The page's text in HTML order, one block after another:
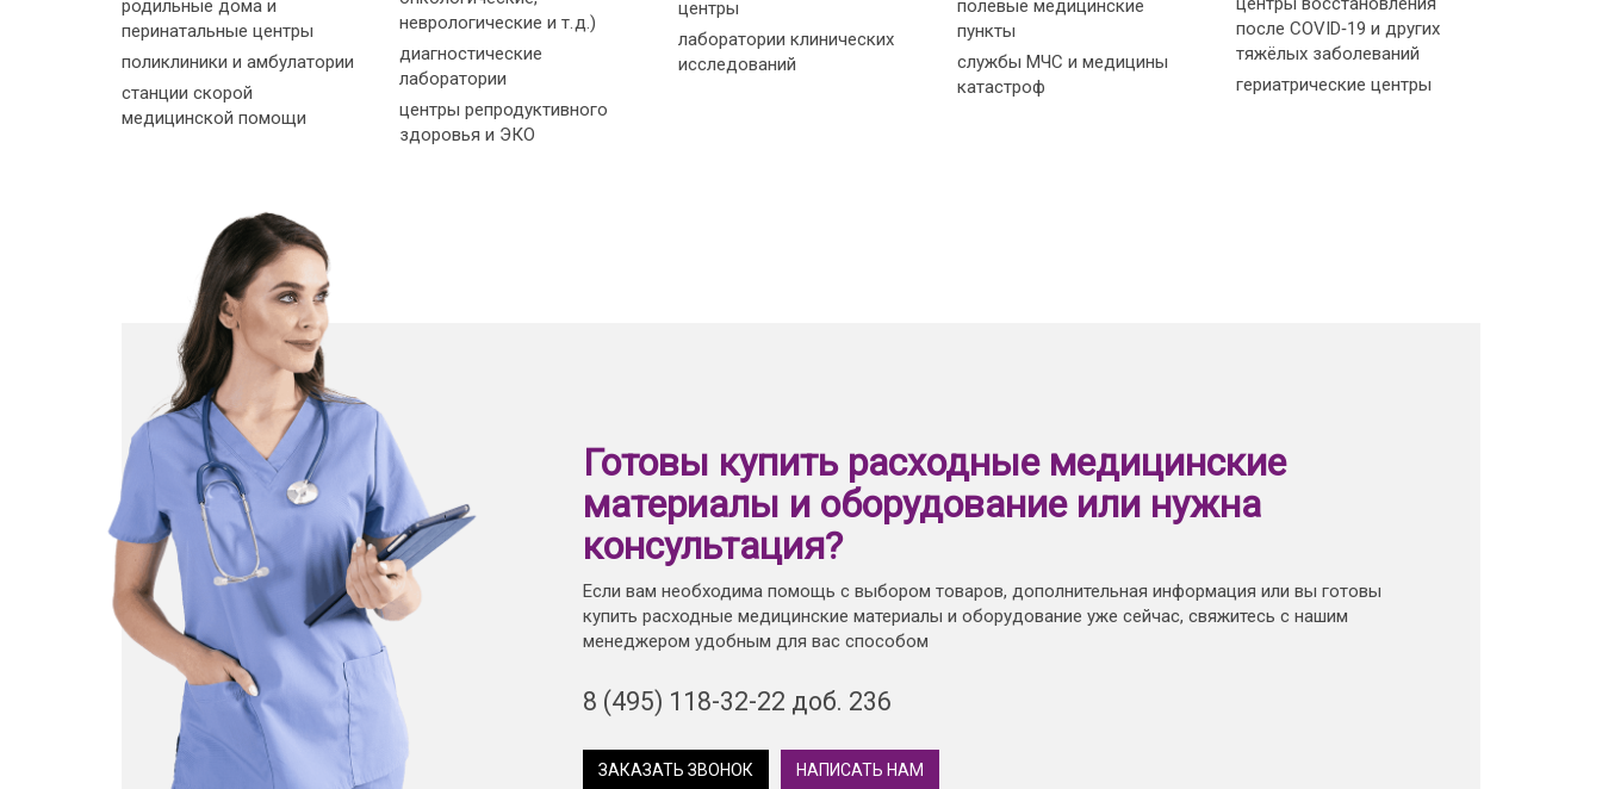
родильные дома и
перинатальные центры
поликлиники и амбулатории
станции скорой
медицинской помощи
неврологические и т. д.)
диагностические
лаборатории
центры репродуктивного
здоровья и ЭКО
центры
лаборатории клинических
исследований
полевые медицинские
пункты
службы МЧС и медицины
катастроф
после COVID‑19 и других
тяжёлых заболеваний
гериатрические центры
Готовы купить расходные медицинские
материалы и оборудование или нужна
консультация?
Если вам необходима помощь с выбором товаров, дополнительная информация или вы готовы
купить расходные медицинские материалы и оборудование уже сейчас, свяжитесь с нашим
менеджером удобным для вас способом
8 (495) 118-32-22 доб. 236
ЗАКАЗАТЬ ЗВОНОК НАПИСАТЬ НАМ